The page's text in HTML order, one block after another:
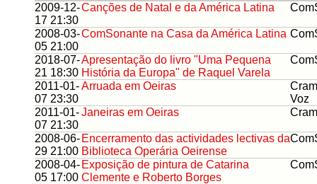
2009-12-
17 21:30
Canções de Natal e da América Latina
2008-03-
05 21:00
ComSonante na Casa da América Latina
2018-07-
21 18:30
Apresentação do livro "Uma Pequena
História da Europa" de Raquel Varela
2011-01-
07 23:30
Arruada em Oeiras
Voz
2011-01-
07 21:30
Janeiras em Oeiras
2008-06-
29 21:00
Encerramento das actividades lectivas da
Biblioteca Operária Oeirense
2008-04-
05 17:00
Exposição de pintura de Catarina
Clemente e Roberto Borges